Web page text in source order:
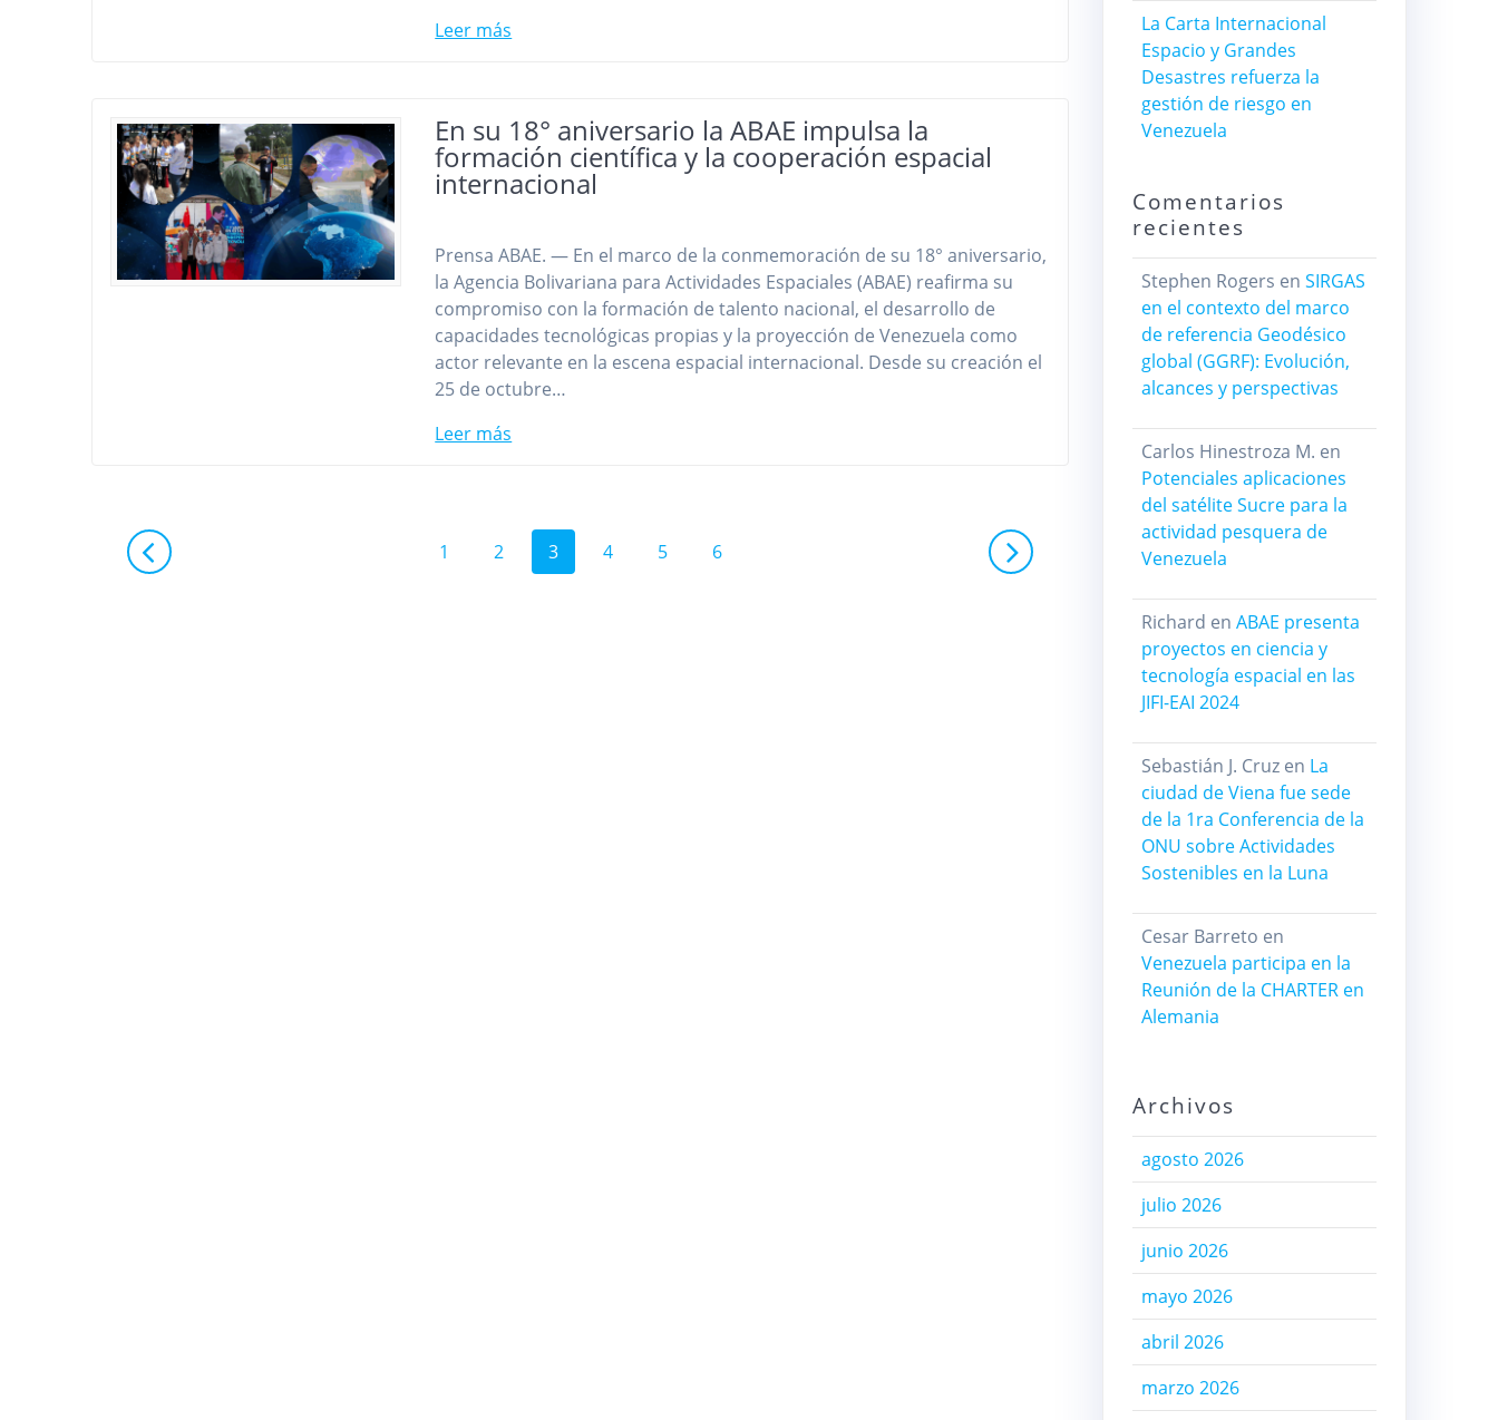
Leer más
En su 18° aniversario la ABAE impulsa la
formación científica y la cooperación espacial
internacional
Prensa ABAE. — En el marco de la conmemoración de su 18° aniversario,
la Agencia Bolivariana para Actividades Espaciales (ABAE) reafirma su
compromiso con la formación de talento nacional, el desarrollo de
capacidades tecnológicas propias y la proyección de Venezuela como
actor relevante en la escena espacial internacional. Desde su creación el
25 de octubre…
Leer más
Navegación
de
Página
1 Página
2 Página
3 Página
4 Página
5 Página
6
La Carta Internacional
Espacio y Grandes
Desastres refuerza la
gestión de riesgo en
Venezuela
Comentarios
recientes
Stephen Rogers en SIRGAS
en el contexto del marco
de referencia Geodésico
global (GGRF): Evolución,
alcances y perspectivas
Carlos Hinestroza M. en
Potenciales aplicaciones
del satélite Sucre para la
actividad pesquera de
Venezuela
Richard en ABAE presenta
proyectos en ciencia y
tecnología espacial en las
JIFI-EAI 2024
Sebastián J. Cruzen La
ciudad de Viena fue sede
de la 1ra Conferencia de la
ONU sobre Actividades
Sostenibles en la Luna
Cesar Barreto en
Venezuela participa en la
Reunión de la CHARTER en
Alemania
Archivos
agosto 2026
julio 2026
junio 2026
mayo 2026
abril 2026
marzo 2026